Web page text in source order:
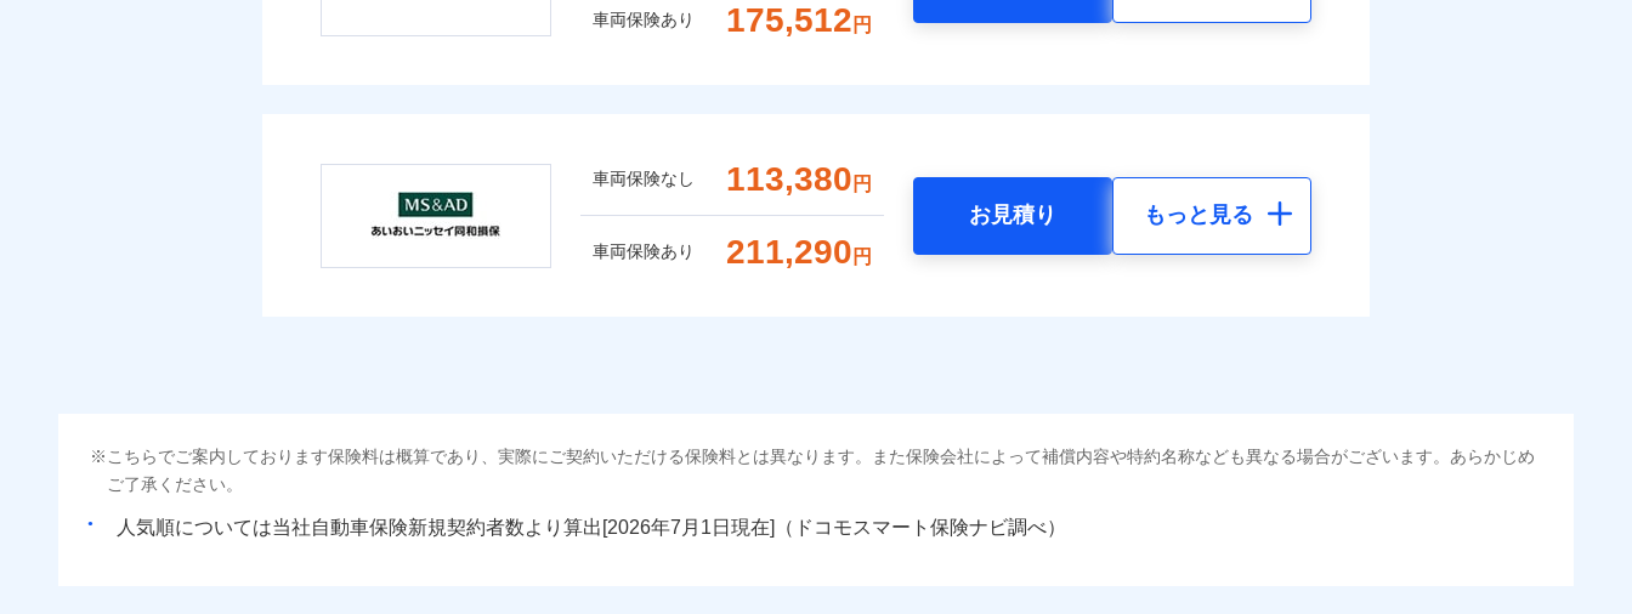
車両保険あり 175,512 円
車両保険なし 113,380 円
車両保険あり 211,290 円
お見積り もっと見る
こちらでご案内しております保険料は概算であり、実際にご契約いただける保険料とは異なります。また保険会社によって補償内容や特約名称なども異なる場合がございます。あらかじめ
ご了承ください。
人気順については当社 新規契約者数より算出[ 年 月 日現在]（ドコモスマート保険ナビ調べ）